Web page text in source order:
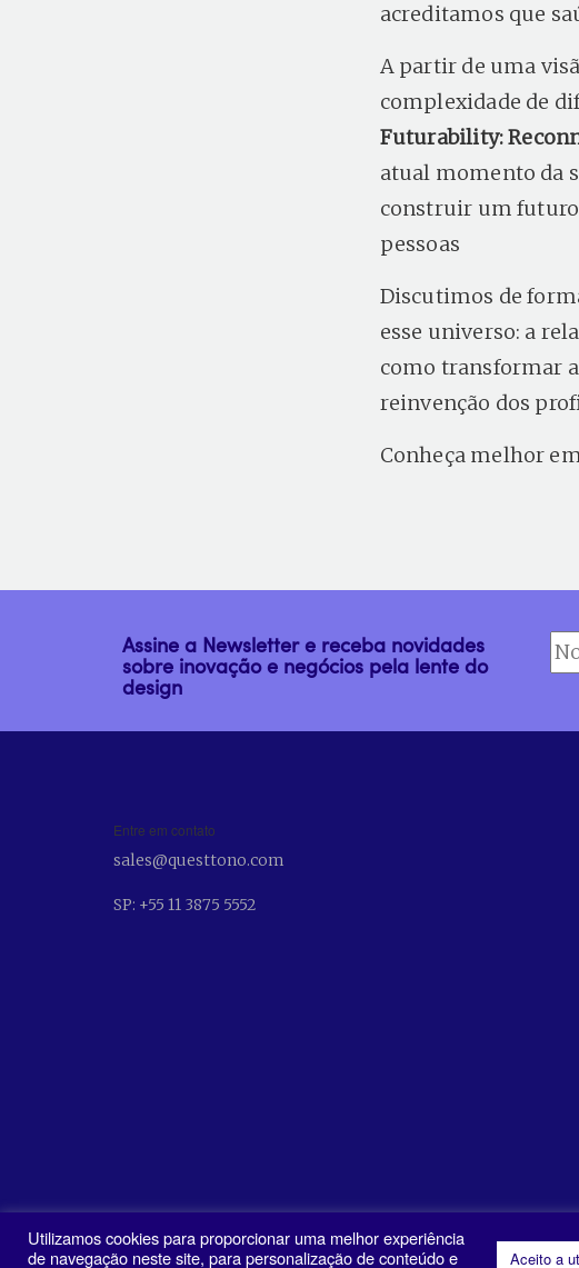
acreditamos que
A partir de uma
complexidade de
Futurability:
atual momento da
construir um futuro
pessoas
Discutimos de
esse universo: a
como transformar
reinvenção dos
Conheça melhor
Assine a Newsletter e receba novidades
sobre inovação e negócios pela lente do
design
Entre em contato
sales@questtono.com
SP: +55 11 3875 5552
Utilizamos cookies para proporcionar uma melhor experiência
de navegação neste site, para personalização de conteúdo e
Aceito a